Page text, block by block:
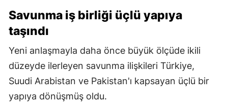
Savunma iş birliği üçlü yapıya
taşındı
Yeni anlaşmayla daha önce büyük ölçüde ikili
düzeyde ilerleyen savunma ilişkileri Türkiye,
Suudi Arabistan ve Pakistan'ı kapsayan üçlü bir
yapıya dönüşmüş oldu.